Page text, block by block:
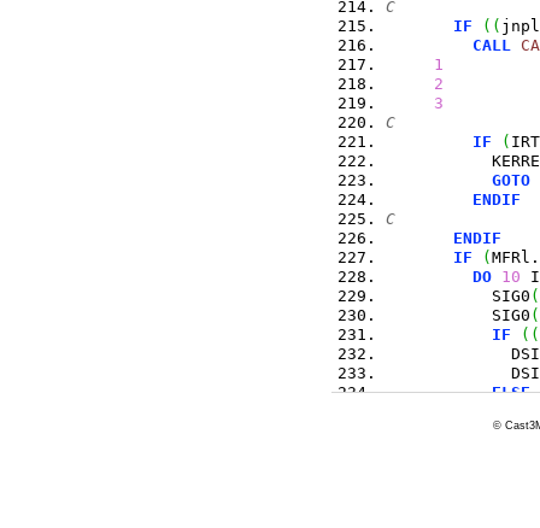
C
IF
( (
CALL
1
2
3
C
IF
(
           KERRE
GOTO
ENDIF
C
ENDIF
IF
(MFRl.
DO 10 I
           SIG0
(
           SIG0
(
IF
( (
ELSE
©